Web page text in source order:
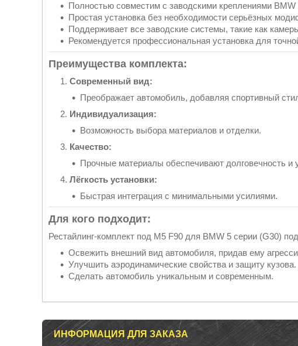
Полностью совместим с заводскими креплениями BMW
Простая установка без необходимости серьёзных
Поддерживает все заводские системы, такие как
Рекомендуется профессиональная установка для
Преимущества комплекта:
Современный вид:
Преображает автомобиль, добавляя спортивный
Индивидуализация:
Возможность выбора материалов и отделки.
Качество:
Прочные материалы обеспечивают долговечность и
Лёгкость установки:
Быстрая интеграция с минимальными усилиями.
Для кого подходит:
Рестайлинг-комплект под M5 F90 для BMW 5 серии (G30)
Освежить внешний вид автомобиля, придав ему
Улучшить аэродинамические свойства и защиту кузова.
Сделать автомобиль уникальным и современным.
ИНФОРМАЦИЯ ДЛЯ ЗАКАЗА